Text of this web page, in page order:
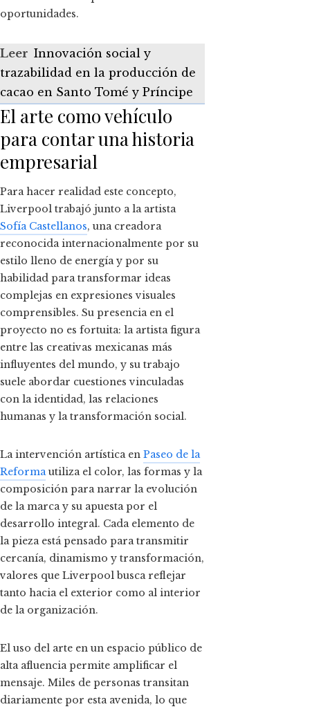
oportunidades.
Leer Innovación social y
trazabilidad en la producción de
cacao en Santo Tomé y Príncipe
El arte como vehículo
para contar una historia
empresarial
Para hacer realidad este concepto,
Liverpool trabajó junto a la artista
Sofía Castellanos, una creadora
reconocida internacionalmente por su
estilo lleno de energía y por su
habilidad para transformar ideas
complejas en expresiones visuales
comprensibles. Su presencia en el
proyecto no es fortuita: la artista figura
entre las creativas mexicanas más
influyentes del mundo, y su trabajo
suele abordar cuestiones vinculadas
con la identidad, las relaciones
humanas y la transformación social.
La intervención artística en Paseo de la
Reformautiliza el color, las formas y la
composición para narrar la evolución
de la marca y su apuesta por el
desarrollo integral. Cada elemento de
la pieza está pensado para transmitir
cercanía, dinamismo y transformación,
valores que Liverpool busca reflejar
tanto hacia el exterior como al interior
de la organización.
El uso del arte en un espacio público de
alta afluencia permite amplificar el
mensaje. Miles de personas transitan
diariamente por esta avenida, lo que